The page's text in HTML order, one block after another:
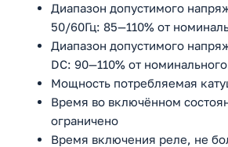
Диапазон допустимого
50/60Гц: 85—110% от
Диапазон допустимого
DС: 90—110% от номинального
Мощность потребляемая
Время во включённом
ограничено
Время включения реле, не